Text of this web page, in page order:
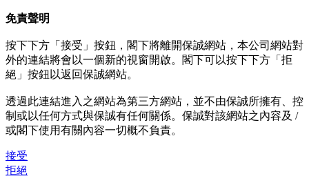
免責聲明
按下下方「接受」按鈕，閣下將離開保誠網站，本公司網站對
外的連結將會以一個新的視窗開啟。閣下可以按下下方「拒
絕」按鈕以返回保誠網站。
透過此連結進入之網站為第三方網站，並不由保誠所擁有、控
制或以任何方式與保誠有任何關係。保誠對該網站之內容及 /
或閣下使用有關內容一切概不負責。
接受
拒絕